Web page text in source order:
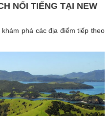
NỔI TIẾNG TẠI NEW
phá các địa điểm tiếp theo